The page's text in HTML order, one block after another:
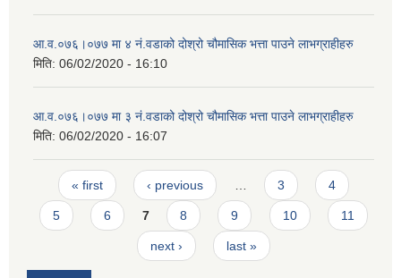
आ‍.व.०७६।०७७ मा ४ नं.वडाको दोश्रो चौमासिक भत्ता पाउने लाभग्राहीहरु
मिति: 06/02/2020 - 16:10
आ‍.व.०७६।०७७ मा ३ नं.वडाको दोश्रो चौमासिक भत्ता पाउने लाभग्राहीहरु
मिति: 06/02/2020 - 16:07
Pages
« first ‹ previous 3 4
5 6 7 8 9 10 11
next › last »